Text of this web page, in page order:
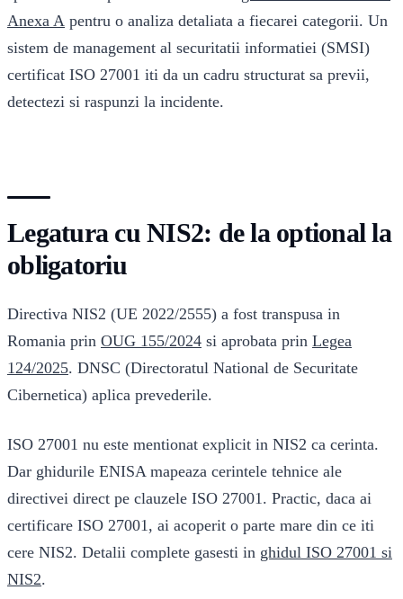
Anexa A pentru o analiza detaliata a fiecarei categorii. Un
sistem de management al securitatii informatiei (SMSI)
certificat ISO 27001 iti da un cadru structurat sa previi,
detectezi si raspunzi la incidente.
Legatura cu NIS2: de la optional la
obligatoriu
Directiva NIS2 (UE 2022/2555) a fost transpusa in
Romania prin OUG 155/2024 si aprobata prin Legea
124/2025. DNSC (Directoratul National de Securitate
Cibernetica) aplica prevederile.
ISO 27001 nu este mentionat explicit in NIS2 ca cerinta.
Dar ghidurile ENISA mapeaza cerintele tehnice ale
directivei direct pe clauzele ISO 27001. Practic, daca ai
certificare ISO 27001, ai acoperit o parte mare din ce iti
cere NIS2. Detalii complete gasesti in ghidul ISO 27001 si
NIS2.